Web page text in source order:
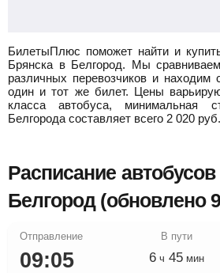
БилетыПлюс поможет найти и
Брянска в Белгород. Мы
различных перевозчиков и
один и тот же билет. Цены
класса автобуса, минимальная
Белгорода составляет всего 2 020 руб.
Расписание
Белгород (обновлено 9
09:05 6 ч 45 мин